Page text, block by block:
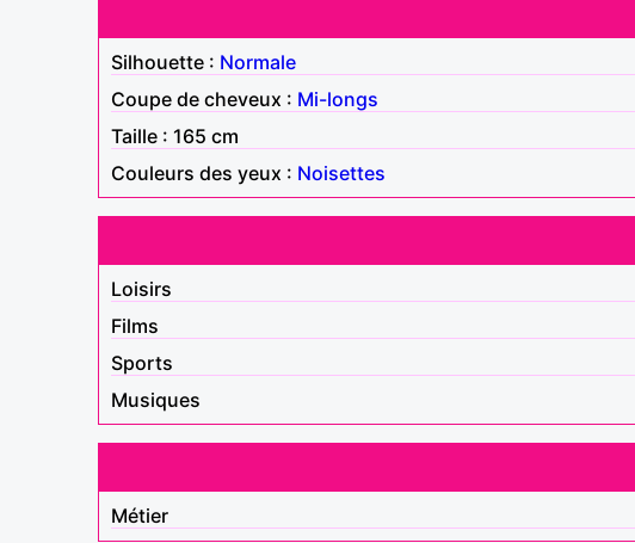
Silhouette : Normale
Coupe de cheveux : Mi-longs
Taille : 165 cm
Couleurs des yeux : Noisettes
Loisirs
Films
Sports
Musiques
Métier